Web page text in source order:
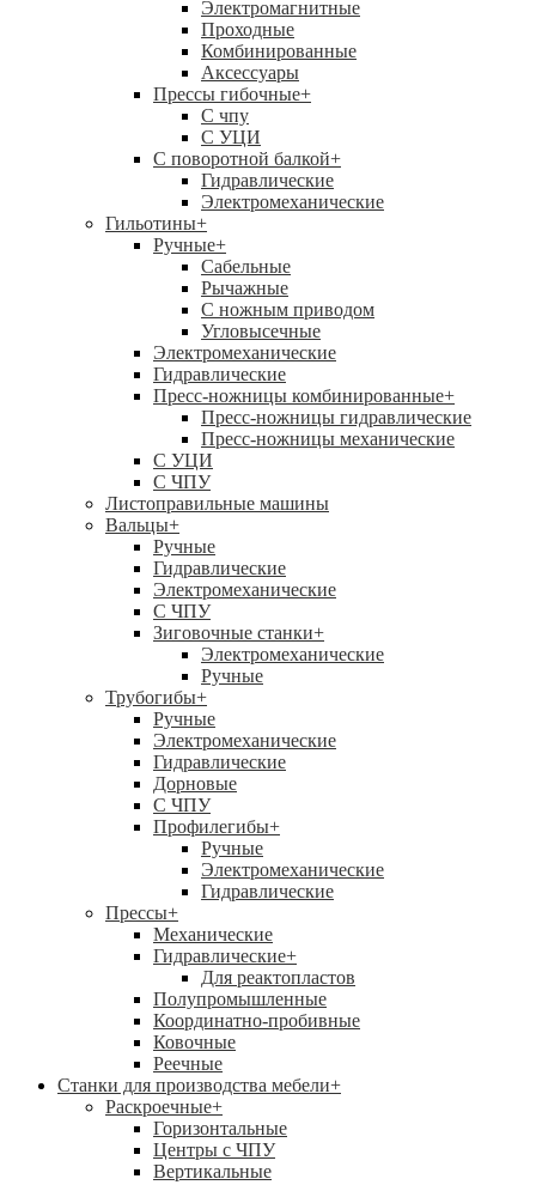
Электромагнитные
Проходные
Комбинированные
Аксессуары
Прессы гибочные+
C чпу
С УЦИ
С поворотной балкой+
Гидравлические
Электромеханические
Гильотины+
Ручные+
Сабельные
Рычажные
С ножным приводом
Угловысечные
Электромеханические
Гидравлические
Пресс-ножницы комбинированные+
Пресс-ножницы гидравлические
Пресс-ножницы механические
С УЦИ
С ЧПУ
Листоправильные машины
Вальцы+
Ручные
Гидравлические
Электромеханические
С ЧПУ
Зиговочные станки+
Электромеханические
Ручные
Трубогибы+
Ручные
Электромеханические
Гидравлические
Дорновые
С ЧПУ
Профилегибы+
Ручные
Электромеханические
Гидравлические
Прессы+
Механические
Гидравлические+
Для реактопластов
Полупромышленные
Координатно-пробивные
Ковочные
Реечные
Станки для производства мебели+
Раскроечные+
Горизонтальные
Центры с ЧПУ
Вертикальные